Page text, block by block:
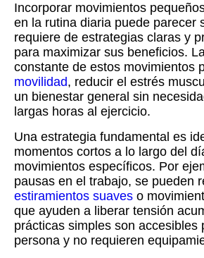
Incorporar movimientos
en la rutina diaria puede parecer
requiere de estrategias claras y
para maximizar sus beneficios.
constante de estos movimientos
movilidad, reducir el estrés
un bienestar general sin
largas horas al ejercicio.
Una estrategia fundamental es
momentos cortos a lo largo del
movimientos específicos. Por
pausas en el trabajo, se pueden
estiramientos suaves o
que ayuden a liberar tensión
prácticas simples son accesibles
persona y no requieren